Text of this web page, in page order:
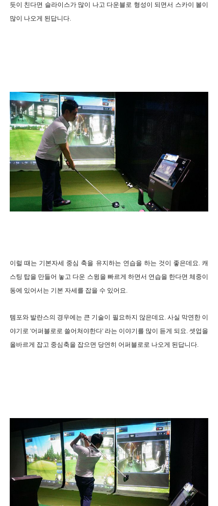
듯이 친다면 슬라이스가 많이 나고 다운블로 형성이 되면서 스카이 볼이
많이 나오게 된답니다.
이럴 때는 기본자세 중심 축을 유지하는 연습을 하는 것이 좋은데요. 캐
스팅 탑을 만들어 놓고 다운 스윙을 빠르게 하면서 연습을 한다면 체중이
동에 있어서는 기본 자세를 잡을 수 있어요.
템포와 발란스의 경우에는 큰 기술이 필요하지 않은데요. 사실 막연한 이
야기로 '어퍼블로로 쓸어쳐야한다' 라는 이야기를 많이 듣게 되요. 셋업을
올바르게 잡고 중심축을 잡으면 당연히 어퍼블로로 나오게 된답니다.